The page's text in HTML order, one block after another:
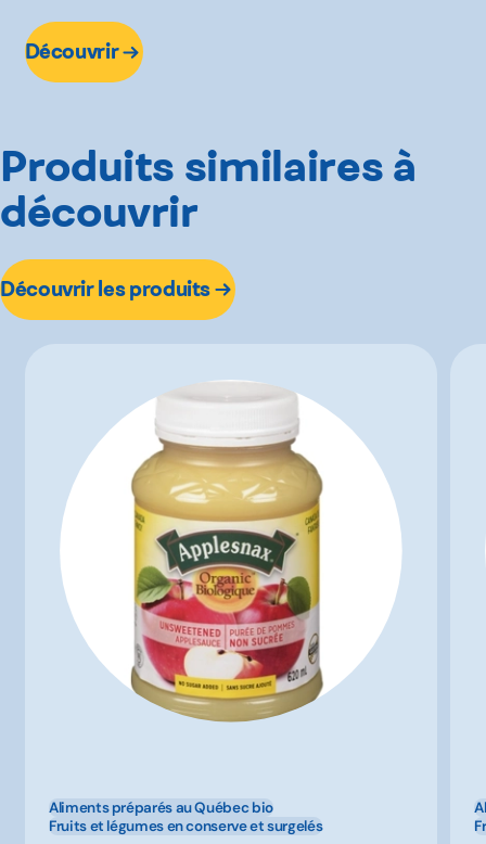
Découvrir
Produits similaires à
découvrir
Découvrir les produits
Aliments préparés au Québec bio
Fruits et légumes en conserve et surgelés